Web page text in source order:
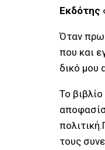
Εκδότης
Όταν
που και
δικό μου
Το
τους